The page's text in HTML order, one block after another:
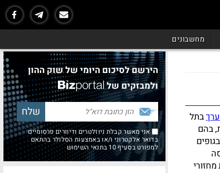
מחשבונים
בתל
בהם
הירשם לסיכום היומי של שוק ההון
ולמבזקים של
אני מאשר קבלת ניוזלטרים ודיוורים פרסומיים
בדואר אלקטרוני ו/או באמצעות הסלולר בהתאם
למפורט בסעיף 10 בתנאי השימוש